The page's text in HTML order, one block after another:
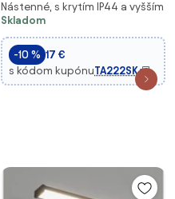
zrkadla 2v1 APA LED/6W/230V
40 cm IP44 čierne
Nástenné, s krytím IP44 a vyšším
Skladom
-10 % 17 €
s kódom kupónuTA222SK